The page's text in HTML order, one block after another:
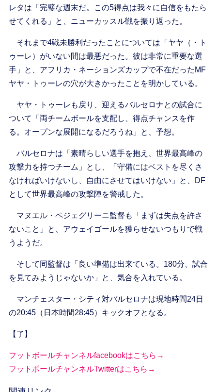
レタは「完璧な週末だ。この5得点は我々に自信をもたら
せてくれる」と、ニューカッスル戦を振り返った。
それまで4戦未勝利だったことについては「ヤヤ（・ト
ゥーレ）がいない間は最悪だった。彼は非常に重要な選
手」と、アフリカ・ネーションズカップで不在だったMF
ヤヤ・トゥーレの穴が大きかったことを明かしている。
ヤヤ・トゥーレも戻り、迎えるバルセロナとの試合に
ついて「両チームボールを支配し、得点チャンスを作
る。オープンな展開になるだろうね」と、予想。
バルセロナは「素晴らしい選手を抱え、世界最高峰の
攻撃力を持つチーム」とし、「守備にはベストを尽くさ
なければいけないし、自由にさせてはいけない」と、DF
として世界最高峰の攻撃陣を警戒した。
マヌエル・ペジェグリーニ監督も「まずは失点を許さ
ないこと」と、アウェイゴールを獲らせないつもりで戦
うようだ。
そして同監督は「良い準備は出来ている。180分、試合
を見てみようじゃないか」と、気合を入れている。
マンチェスター・シティ対バルセロナは現地時間24日
の20:45（日本時間28:45）キックオフとなる。
【了】
フットボールチャンネルfacebookはこちら→
フットボールチャンネルTwitterはこちら→